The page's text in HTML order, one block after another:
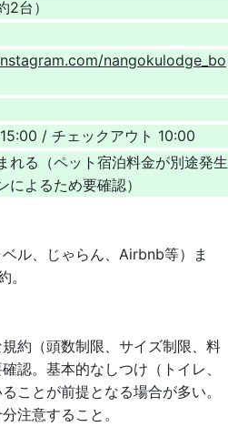
2台）
nangokulodge_bo
/ チェックアウト 10:00
れる（ペット宿泊料金が別途発生
によるため要確認）
ル、じゃらん、Airbnb等）ま
。
約（頭数制限、サイズ制限、料
認。基本的なしつけ（トイレ、
ことが前提となる場合が多い。
注意すること。